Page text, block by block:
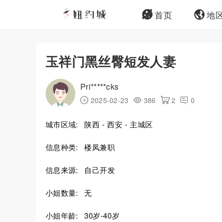
首页 地
玉祥门黑丝臀短发人妻
Pri*****cks
2025-02-23 386 2 0
城市区域: 陕西 - 西安 - 主城区
信息种类: 楼凤兼职
信息来源: 自己开发
小姐数量: 无
小姐年龄: 30岁-40岁